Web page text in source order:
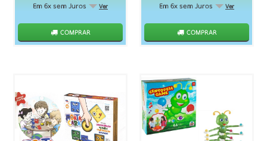
Em 6x sem Juros Ver
COMPRAR
Em 6x sem Juros Ver
COMPRAR